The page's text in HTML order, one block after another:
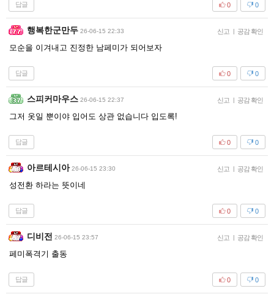
답글 0
0
행복한군만두 26-06-15 22:33 신고 | 공감 확인
모순을 이겨내고 진정한 남페미가 되어보자
답글 0
0
스피커마우스 26-06-15 22:37 신고 | 공감 확인
그저 옷일 뿐이야 입어도 상관 없습니다 입도록!
답글 0
0
아르테시아 26-06-15 23:30 신고 | 공감 확인
성전환 하라는 뜻이네
답글 0
0
디비전 26-06-15 23:57 신고 | 공감 확인
페미폭격기 출동
답글 0
0